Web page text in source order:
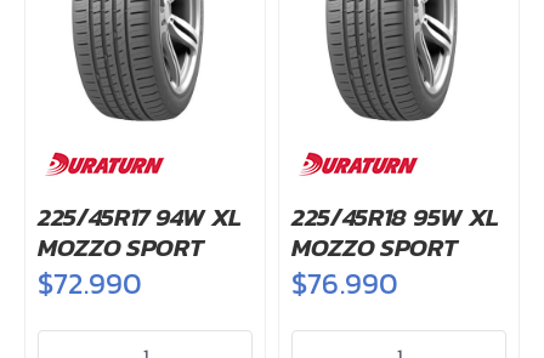
225/45R17 94W XL
MOZZO SPORT
$72.990
225/45R18 95W XL
MOZZO SPORT
$76.990